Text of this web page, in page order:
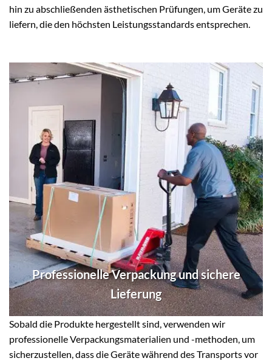
hin zu abschließenden ästhetischen Prüfungen, um Geräte zu
liefern, die den höchsten Leistungsstandards entsprechen.
Professionelle Verpackung und sichere
Lieferung
Sobald die Produkte hergestellt sind, verwenden wir
professionelle Verpackungsmaterialien und -methoden, um
sicherzustellen, dass die Geräte während des Transports vor